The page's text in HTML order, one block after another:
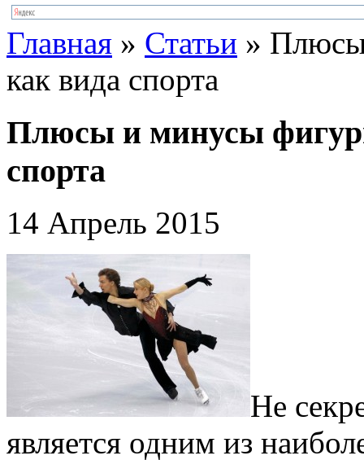
Главная » Статьи » Плюсы
как вида спорта
Плюсы и минусы
спорта
14 Апрель 2015
Не
является одним из